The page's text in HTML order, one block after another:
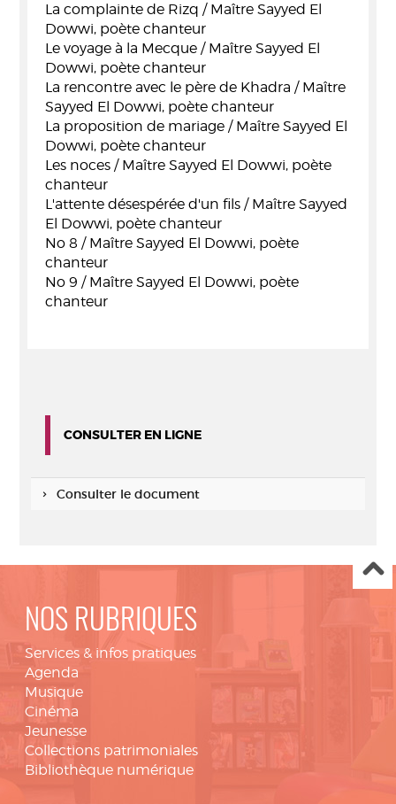
La complainte de Rizq / Maître Sayyed El
Dowwi, poète chanteur
Le voyage à la Mecque / Maître Sayyed El
Dowwi, poète chanteur
La rencontre avec le père de Khadra / Maître
Sayyed El Dowwi, poète chanteur
La proposition de mariage / Maître Sayyed El
Dowwi, poète chanteur
Les noces / Maître Sayyed El Dowwi, poète
chanteur
L'attente désespérée d'un fils / Maître Sayyed
El Dowwi, poète chanteur
No 8 / Maître Sayyed El Dowwi, poète
chanteur
No 9 / Maître Sayyed El Dowwi, poète
chanteur
CONSULTER EN LIGNE
Consulter le document
NOS RUBRIQUES
Services & infos pratiques
Agenda
Musique
Cinéma
Jeunesse
Collections patrimoniales
Bibliothèque numérique